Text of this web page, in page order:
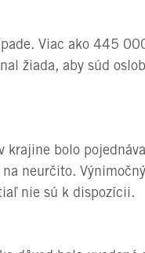
Viac ako 445
žiada, aby súd
krajine bolo
neurčito.
nie sú k dispozícii.